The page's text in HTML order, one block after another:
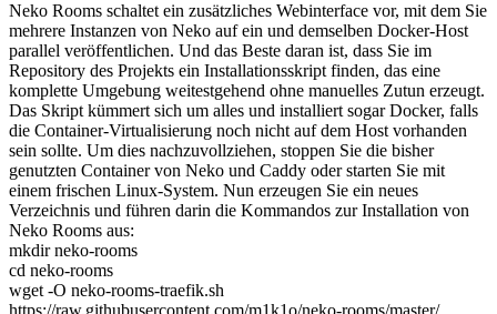
Neko Rooms schaltet ein zusätzliches Webinterface vor, mit dem Sie
mehrere Instanzen von Neko auf ein und demselben Docker-Host
parallel veröffentlichen. Und das Beste daran ist, dass Sie im
Repository des Projekts ein Installationsskript finden, das eine
komplette Umgebung weitestgehend ohne manuelles Zutun erzeugt.
Das Skript kümmert sich um alles und installiert sogar Docker, falls
die Container-Virtualisierung noch nicht auf dem Host vorhanden
sein sollte. Um dies nachzuvollziehen, stoppen Sie die bisher
genutzten Container von Neko und Caddy oder starten Sie mit
einem frischen Linux-System. Nun erzeugen Sie ein neues
Verzeichnis und führen darin die Kommandos zur Installation von
Neko Rooms aus:
mkdir neko-rooms
cd neko-rooms
wget -O neko-rooms-traefik.sh